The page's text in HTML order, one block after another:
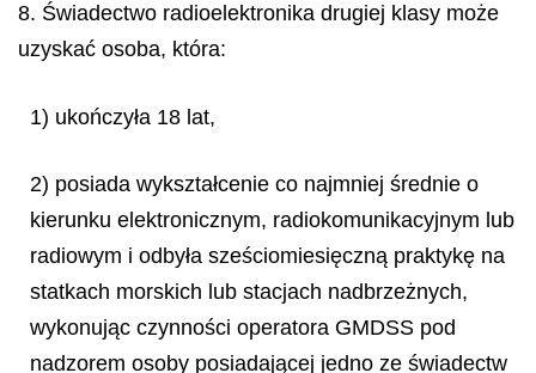
8. Świadectwo radioelektronika drugiej klasy może
uzyskać osoba, która:
1) ukończyła 18 lat,
2) posiada wykształcenie co najmniej średnie o
kierunku elektronicznym, radiokomunikacyjnym lub
radiowym i odbyła sześciomiesięczną praktykę na
statkach morskich lub stacjach nadbrzeżnych,
wykonując czynności operatora GMDSS pod
nadzorem osoby posiadającej jedno ze świadectw